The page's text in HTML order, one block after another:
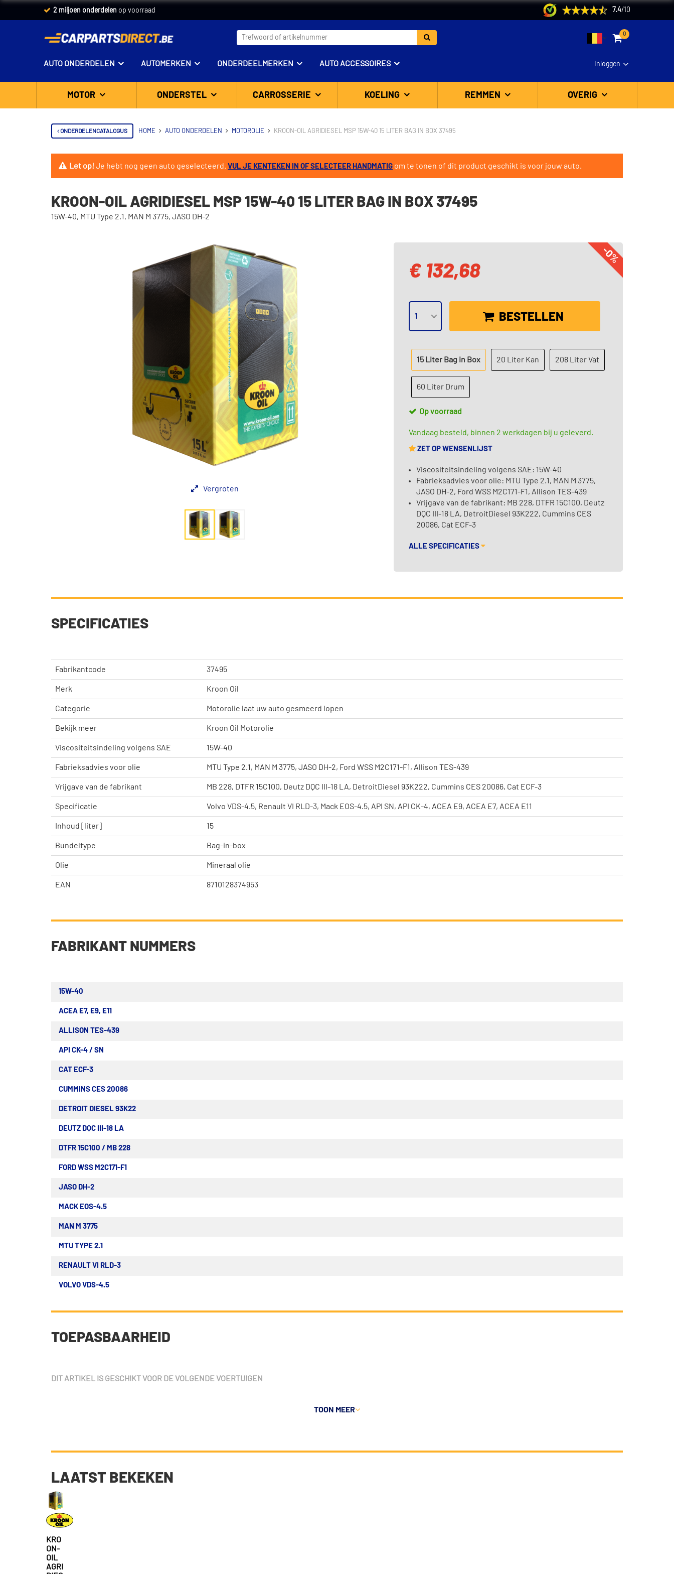
2 miljoen onderdelen op voorraad 7.4/ 10
0
Inloggen
AUTO ONDERDELEN AUTOMERKEN ONDERDEELMERKEN AUTO ACCESSOIRES
MOTOR ONDERSTEL CARROSSERIE KOELING REMMEN OVERIG
ONDERDELENCATALOGUS HOME AUTO ONDERDELEN MOTOROLIE KROON-OIL AGRIDIESEL MSP 15W-40 15 LITER BAG IN BOX 37495
Let op!Je hebt nog geen auto geselecteerd. VUL JE KENTEKEN IN OF SELECTEER HANDMATIG om te tonen of dit product geschikt is voor jouw auto.
KROON-OIL AGRIDIESEL MSP 15W-40 15 LITER BAG IN BOX 37495
15W-40, MTU Type 2.1, MAN M 3775, JASO DH-2
Vergroten
-0%
€ 132,68
BESTELLEN
15 Liter Bag in Box 20 Liter Kan 208 Liter Vat
60 Liter Drum
Op voorraad
Vandaag besteld, binnen 2 werkdagen bij u geleverd.
ZET OP WENSENLIJST
Viscositeitsindeling volgens SAE: 15W-40
Fabrieksadvies voor olie: MTU Type 2.1, MAN M 3775,
JASO DH-2, Ford WSS M2C171-F1, Allison TES-439
Vrijgave van de fabrikant: MB 228, DTFR 15C100, Deutz
DQC III-18 LA, DetroitDiesel 93K222, Cummins CES
20086, Cat ECF-3
ALLE SPECIFICATIES
SPECIFICATIES
Fabrikantcode 37495
Merk Kroon Oil
Categorie Motorolie laat uw auto gesmeerd lopen
Bekijk meer Kroon Oil Motorolie
Viscositeitsindeling volgens SAE 15W-40
Fabrieksadvies voor olie MTU Type 2.1, MAN M 3775, JASO DH-2, Ford WSS M2C171-F1, Allison TES-439
Vrijgave van de fabrikant MB 228, DTFR 15C100, Deutz DQC III-18 LA, DetroitDiesel 93K222, Cummins CES 20086, Cat ECF-3
Specificatie Volvo VDS-4.5, Renault VI RLD-3, Mack EOS-4.5, API SN, API CK-4, ACEA E9, ACEA E7, ACEA E11
Inhoud [liter] 15
Bundeltype Bag-in-box
Olie Mineraal olie
EAN 8710128374953
FABRIKANT NUMMERS
15W-40
ACEA E7, E9, E11
ALLISON TES-439
API CK-4 / SN
CAT ECF-3
CUMMINS CES 20086
DETROIT DIESEL 93K22
DEUTZ DQC III-18 LA
DTFR 15C100 / MB 228
FORD WSS M2C171-F1
JASO DH-2
MACK EOS-4.5
MAN M 3775
MTU TYPE 2.1
RENAULT VI RLD-3
VOLVO VDS-4.5
TOEPASBAARHEID
DIT ARTIKEL IS GESCHIKT VOOR DE VOLGENDE VOERTUIGEN
TOON MEER
LAATST BEKEKEN
KRO
ON-
OIL
AGRI